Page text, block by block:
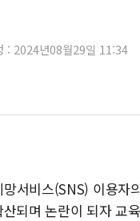
: 2024년08월29일 11:34
서비스(SNS) 이용자
되며 논란이 되자 교